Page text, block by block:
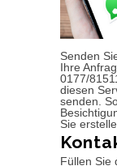
Senden
Ihre
0177/
diesen
senden.
Sie
Füllen Sie